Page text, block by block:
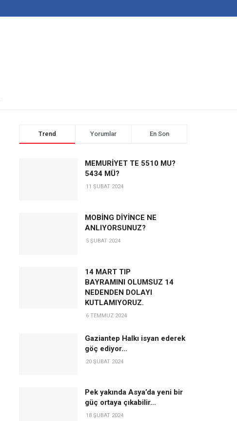
Trend Yorumlar En Son
MEMURİYET TE 5510 MU?
5434 MÜ?
11 ŞUBAT 2024
MOBİNG DİYİNCE NE
ANLIYORSUNUZ?
5 ŞUBAT 2024
14 MART TIP
BAYRAMINI OLUMSUZ 14
NEDENDEN DOLAYI
KUTLAMIYORUZ.
6 TEMMUZ 2024
Gaziantep Halkı isyan ederek
göç ediyor…
20 ŞUBAT 2024
Pek yakında Asya’da yeni bir
güç ortaya çıkabilir…
18 ŞUBAT 2024